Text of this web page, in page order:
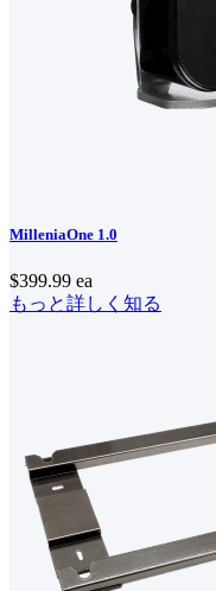
MilleniaOne 1.0
$399.99 ea
もっと詳しく知る